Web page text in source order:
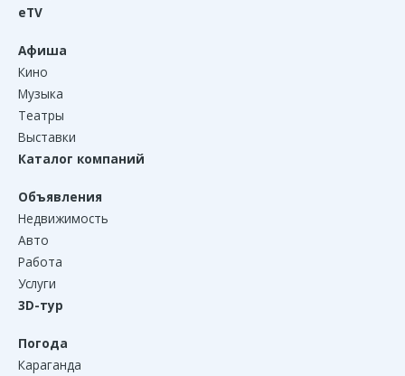
eTV
Афиша
Кино
Музыка
Театры
Выставки
Каталог компаний
Объявления
Недвижимость
Авто
Работа
Услуги
3D-тур
Погода
Караганда